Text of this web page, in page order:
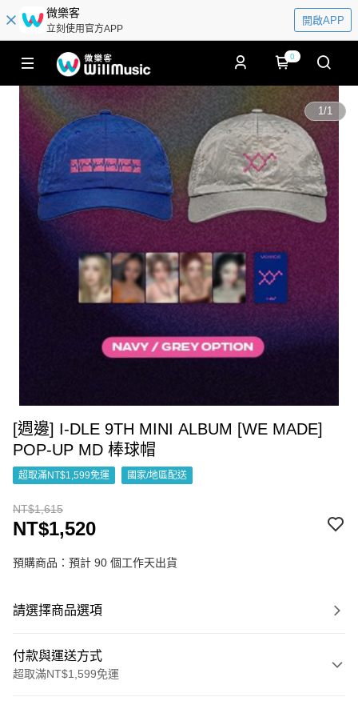
微樂客
立刻使用官方APP
開啟APP
0
1/1
[週邊] I-DLE 9TH MINI ALBUM [WE MADE]
POP-UP MD 棒球帽
超取滿NT$1,599免運 國家/地區配送
NT$1,615
NT$1,520
預購商品：預計 90 個工作天出貨
請選擇商品選項
付款與運送方式
超取滿NT$1,599免運